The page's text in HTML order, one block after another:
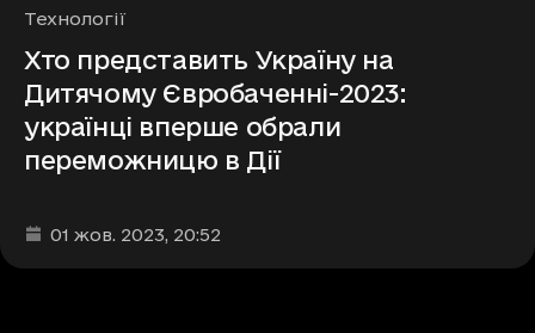
Рубрики
Технології
Хто представить Україну на
Дитячому Євробаченні-2023:
українці вперше обрали
переможницю в Дії
Дата та час публікації
01 жов. 2023, 20:52